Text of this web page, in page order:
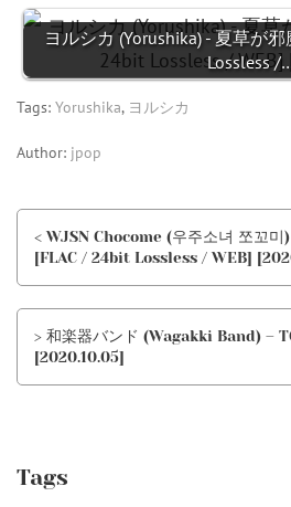
ヨルシカ (Yorushika) - 夏草が
Lossless /
Tags: Yorushika, ヨルシカ
Author: jpop
< WJSN Chocome (우주소녀 쪼꼬
[FLAC / 24bit Lossless / WEB]
> 和楽器バンド (Wagakki Band) –
[2020.10.05]
Tags